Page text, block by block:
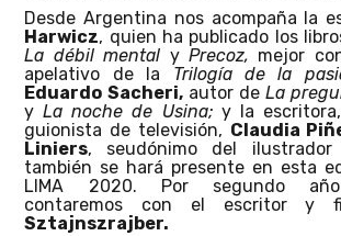
Desde Argentina nos acompaña la
Harwicz, quien ha publicado los
La débil mental yPrecoz, mejor
apelativo de la Trilogía de la
Eduardo Sacheri,autor deLa
yLa noche de Usina; y la
guionista de televisión, Claudia
Liniers, seudónimo del ilustrador
también se hará presente en esta
LIMA 2020. Por segundo
contaremos con el escritor y
Sztajnszrajber.